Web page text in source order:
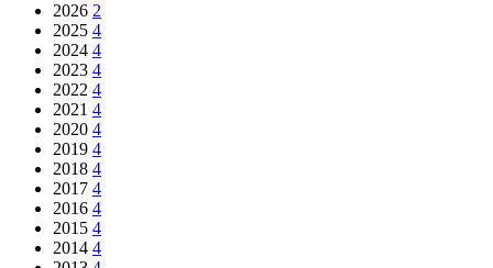
2026 2
2025 4
2024 4
2023 4
2022 4
2021 4
2020 4
2019 4
2018 4
2017 4
2016 4
2015 4
2014 4